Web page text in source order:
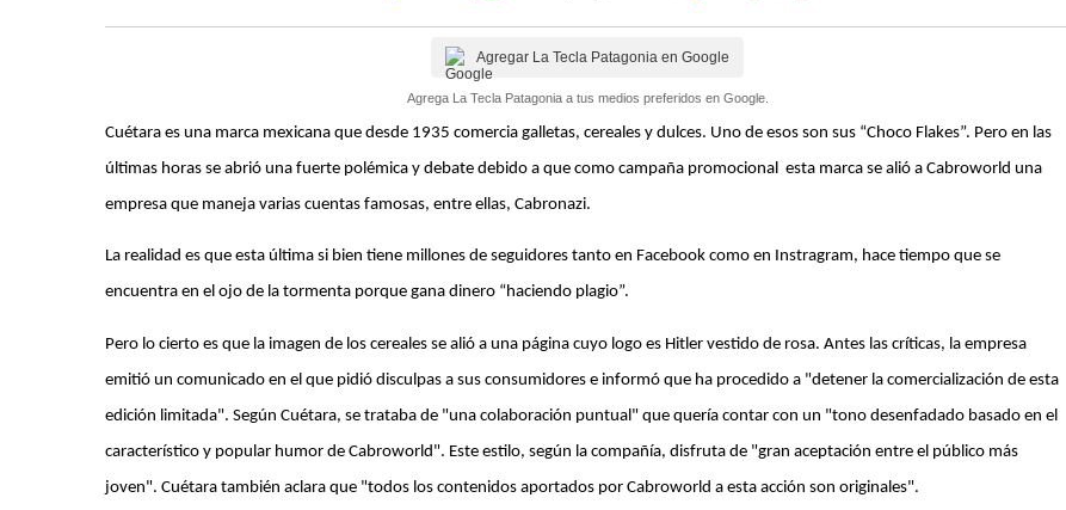
Agregar La Tecla Patagonia en Google
Agrega La Tecla Patagonia a tus medios preferidos en Google.
Cuétara es una marca mexicana que desde 1935 comercia galletas, cereales y dulces. Uno de esos son sus “Choco Flakes”. Pero en las
últimas horas se abrió una fuerte polémica y debate debido a que como campaña promocional esta marca se alió a Cabroworld una
empresa que maneja varias cuentas famosas, entre ellas, Cabronazi.
La realidad es que esta última si bien tiene millones de seguidores tanto en Facebook como en Instragram, hace tiempo que se
encuentra en el ojo de la tormenta porque gana dinero “haciendo plagio”.
Pero lo cierto es que la imagen de los cereales se alió a una página cuyo logo es Hitler vestido de rosa. Antes las críticas, la empresa
emitió un comunicado en el que pidió disculpas a sus consumidores e informó que ha procedido a "detener la comercialización de esta
edición limitada". Según Cuétara, se trataba de "una colaboración puntual" que quería contar con un "tono desenfadado basado en el
característico y popular humor de Cabroworld". Este estilo, según la compañía, disfruta de "gran aceptación entre el público más
joven". Cuétara también aclara que "todos los contenidos aportados por Cabroworld a esta acción son originales".